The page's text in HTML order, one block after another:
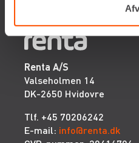
Renta A/S
Valseholmen 14
DK-2650 Hvidovre
Tlf. +45 70206242
E-mail: info@renta.dk